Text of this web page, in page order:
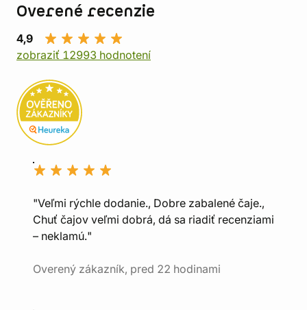
Overené recenzie
4,9
zobraziť 12993 hodnotení
"Veľmi rýchle dodanie., Dobre zabalené čaje.,
Chuť čajov veľmi dobrá, dá sa riadiť recenziami
– neklamú."
Overený zákazník, pred 22 hodinami